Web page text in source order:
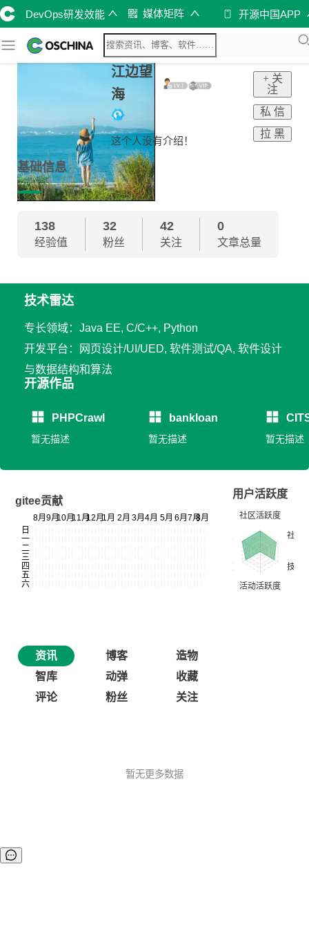
DevOps研发效能 媒体矩阵 开源中国APP
江边望
海
这个人没有介绍！
+ 关
注
私 信
拉 黑
基础信息
138
经验值
32
粉丝
42
关注
0
文章总量
技术雷达
专长领域：Java EE, C/C++, Python
开发平台：网页设计/UI/UED, 软件测试/QA, 软件设计
与数据结构和算法
开源作品
PHPCrawl
暂无描述
bankloan
暂无描述 暂无描述
gitee贡献
用户活跃度
资讯 博客
造物
智库
动弹
收藏
评论
粉丝 关注
暂无更多数据